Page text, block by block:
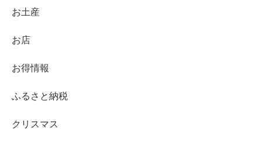
お土産
お店
お得情報
ふるさと納税
クリスマス